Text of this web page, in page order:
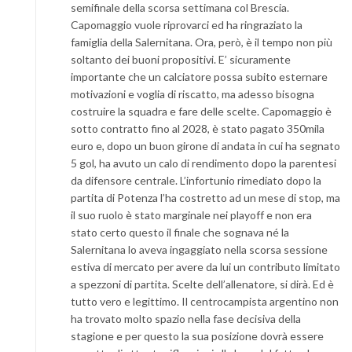
semifinale della scorsa settimana col Brescia.
Capomaggio vuole riprovarci ed ha ringraziato la
famiglia della Salernitana. Ora, però, è il tempo non più
soltanto dei buoni propositivi. E’ sicuramente
importante che un calciatore possa subito esternare
motivazioni e voglia di riscatto, ma adesso bisogna
costruire la squadra e fare delle scelte. Capomaggio è
sotto contratto fino al 2028, è stato pagato 350mila
euro e, dopo un buon girone di andata in cui ha segnato
5 gol, ha avuto un calo di rendimento dopo la parentesi
da difensore centrale. L’infortunio rimediato dopo la
partita di Potenza l’ha costretto ad un mese di stop, ma
il suo ruolo è stato marginale nei playoff e non era
stato certo questo il finale che sognava né la
Salernitana lo aveva ingaggiato nella scorsa sessione
estiva di mercato per avere da lui un contributo limitato
a spezzoni di partita. Scelte dell’allenatore, si dirà. Ed è
tutto vero e legittimo. Il centrocampista argentino non
ha trovato molto spazio nella fase decisiva della
stagione e per questo la sua posizione dovrà essere